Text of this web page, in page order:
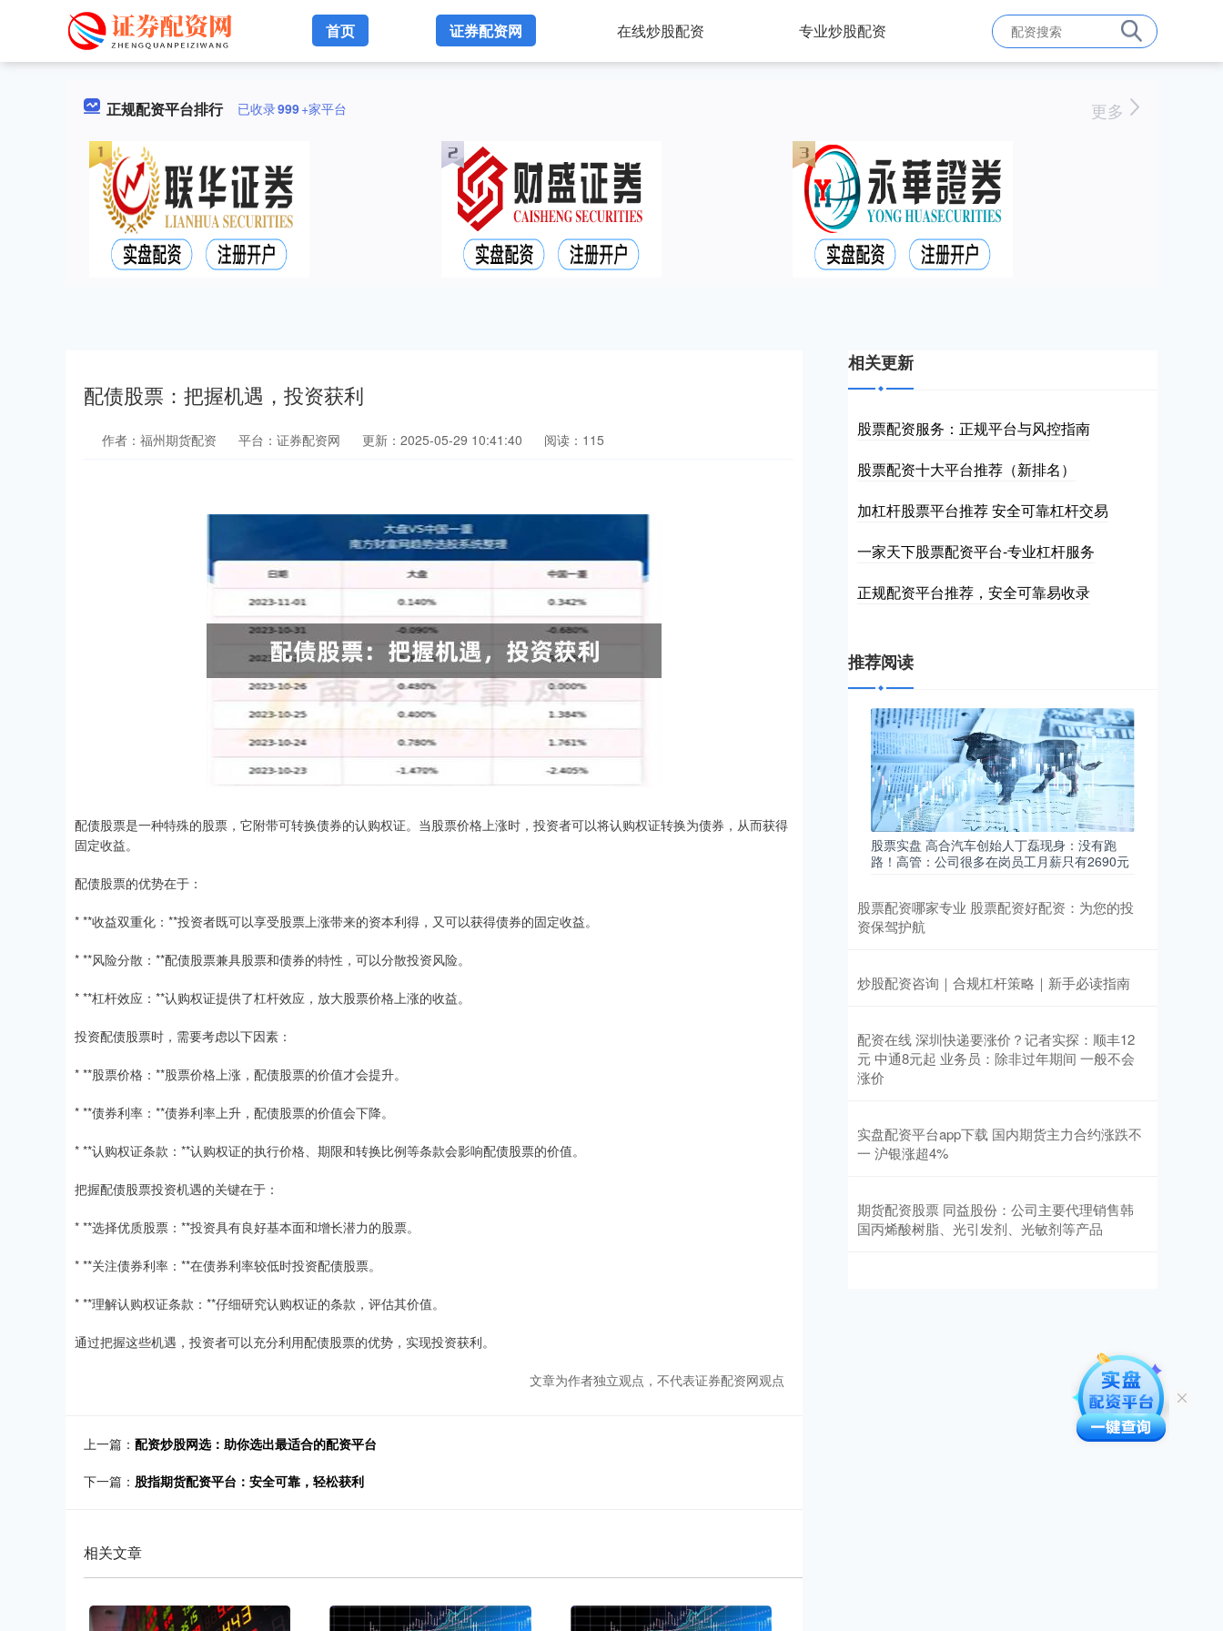
首页 证券配资网 在线炒股配资 专业炒股配资
正规配资平台排行 已收录999+家平台 更多
配债股票：把握机遇，投资获利
作者：福州期货配资 平台：证券配资网 更新：2025-05-29 10:41:40 阅读：115
配债股票是一种特殊的股票，它附带可转换债券的认购权证。当股票价格上涨时，投资者可以将认购权证转换为债券，从而获得
固定收益。
配债股票的优势在于：
* **收益双重化：**投资者既可以享受股票上涨带来的资本利得，又可以获得债券的固定收益。
* **风险分散：**配债股票兼具股票和债券的特性，可以分散投资风险。
* **杠杆效应：**认购权证提供了杠杆效应，放大股票价格上涨的收益。
投资配债股票时，需要考虑以下因素：
* **股票价格：**股票价格上涨，配债股票的价值才会提升。
* **债券利率：**债券利率上升，配债股票的价值会下降。
* **认购权证条款：**认购权证的执行价格、期限和转换比例等条款会影响配债股票的价值。
把握配债股票投资机遇的关键在于：
* **选择优质股票：**投资具有良好基本面和增长潜力的股票。
* **关注债券利率：**在债券利率较低时投资配债股票。
* **理解认购权证条款：**仔细研究认购权证的条款，评估其价值。
通过把握这些机遇，投资者可以充分利用配债股票的优势，实现投资获利。
文章为作者独立观点，不代表证券配资网观点
上一篇： 配资炒股网选：助你选出最适合的配资平台
下一篇： 股指期货配资平台：安全可靠，轻松获利
相关文章
相关更新
股票配资服务：正规平台与风控指南
股票配资十大平台推荐（新排名）
加杠杆股票平台推荐 安全可靠杠杆交易
一家天下股票配资平台-专业杠杆服务
正规配资平台推荐，安全可靠易收录
推荐阅读
股票实盘 高合汽车创始人丁磊现身：没有跑
路！高管：公司很多在岗员工月薪只有2690元
股票配资哪家专业 股票配资好配资：为您的投
资保驾护航
炒股配资咨询｜合规杠杆策略｜新手必读指南
配资在线 深圳快递要涨价？记者实探：顺丰12
元 中通8元起 业务员：除非过年期间 一般不会
涨价
实盘配资平台app下载 国内期货主力合约涨跌不
一 沪银涨超4%
期货配资股票 同益股份：公司主要代理销售韩
国丙烯酸树脂、光引发剂、光敏剂等产品